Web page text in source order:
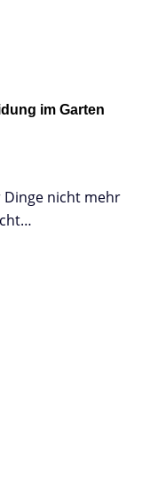
im Garten
nicht mehr